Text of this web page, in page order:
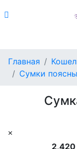
Главная
Сумки
×
2,420